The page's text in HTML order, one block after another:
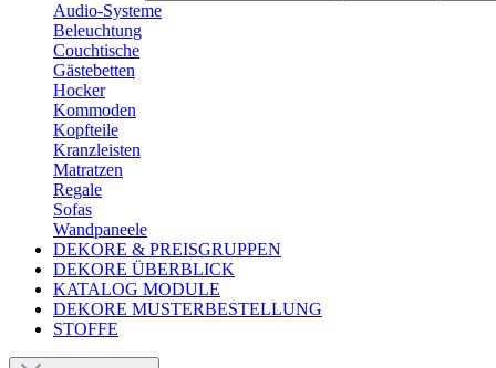
Audio-Systeme
Beleuchtung
Couchtische
Gästebetten
Hocker
Kommoden
Kopfteile
Kranzleisten
Matratzen
Regale
Sofas
Wandpaneele
DEKORE & PREISGRUPPEN
DEKORE ÜBERBLICK
KATALOG MODULE
DEKORE MUSTERBESTELLUNG
STOFFE